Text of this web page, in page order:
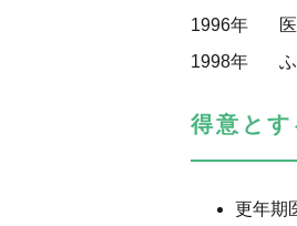
1996年
1998年
得意と
更年期